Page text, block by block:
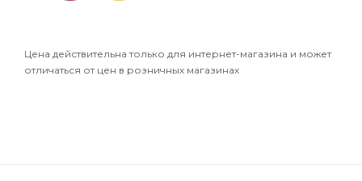
Цена действительна только для интернет-магазина и может
отличаться от цен в розничных магазинах